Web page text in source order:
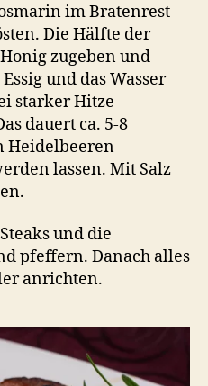
im Bratenrest
Die Hälfte der
zugeben und
und das Wasser
starker Hitze
dauert ca. 5-8
Heidelbeeren
lassen. Mit Salz
und die
pfeffern. Danach alles
anrichten.